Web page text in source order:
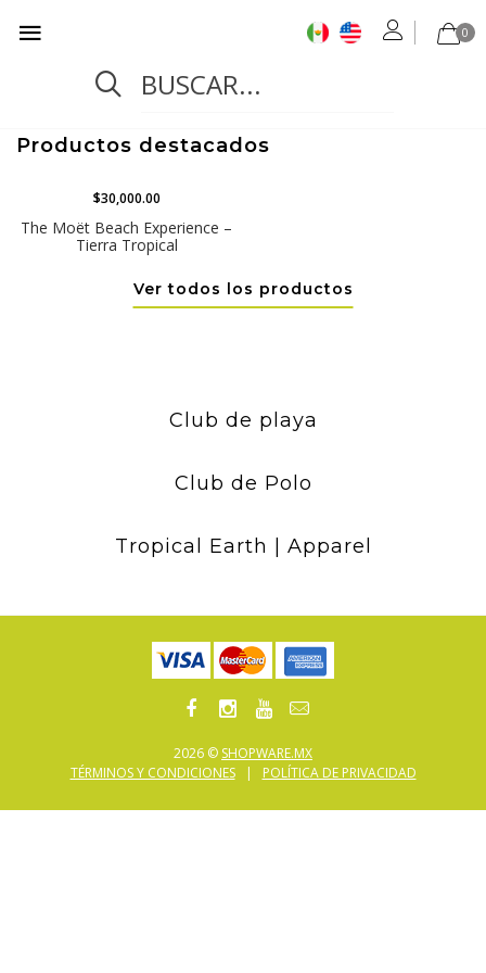
0
Productos destacados
The Moët Beach Experience –
Tierra Tropical
$30,000.00
Ver todos los productos
Club de playa
Club de Polo
Tropical Earth | Apparel
2026 © SHOPWARE.MX
TÉRMINOS Y CONDICIONES
| POLÍTICA DE PRIVACIDAD